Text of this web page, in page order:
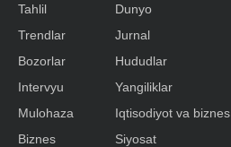
Tahlil
Trendlar
Bozorlar
Intervyu
Mulohaza
Biznes
Dunyo
Jurnal
Hududlar
Yangiliklar
Iqtisodiyot va biznes
Siyosat